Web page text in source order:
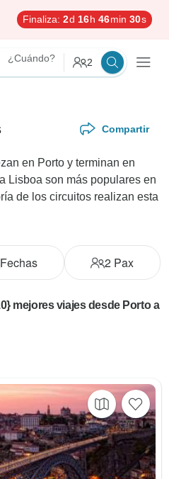
Finaliza: 2d 16h 46min 28s
¿Cuándo? 2
Compartir
en Porto y terminan en
Lisboa son más populares en
de los circuitos realizan esta
Fechas 2 Pax
mejores viajes desde Porto a